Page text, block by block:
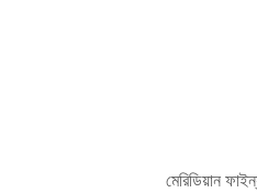
মেরিডিয়ান